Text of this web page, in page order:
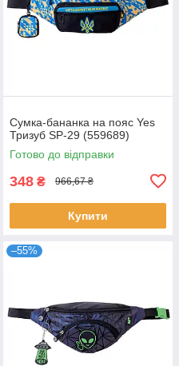
Сумка-бананка на пояс Yes
Тризуб SP-29 (559689)
Готово до відправки
348 ₴ 966,67 ₴
Купити
–55%